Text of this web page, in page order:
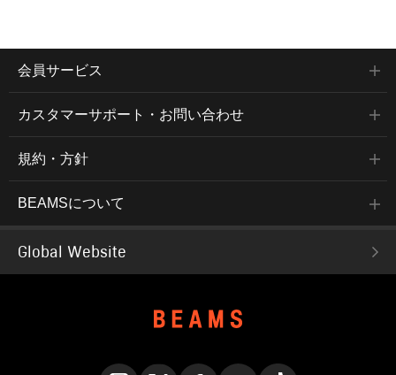
会員サービス
カスタマーサポート・お問い合わせ
規約・方針
BEAMSについて
Global Website